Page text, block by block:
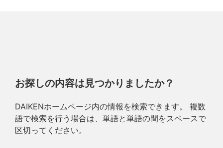
お探しの内容は見つかりましたか？
DAIKENホームページ内の情報を検索できます。 複数
語で検索を行う場合は、単語と単語の間をスペースで
区切ってください。